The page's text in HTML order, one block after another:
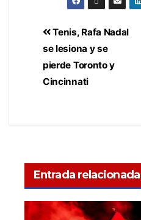
Tenis, Rafa Nadal
se lesiona y se
pierde Toronto y
Cincinnati
Entrada relacionada